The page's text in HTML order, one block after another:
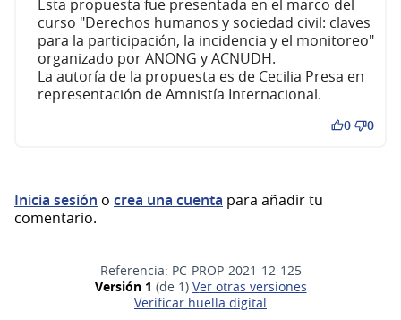
Esta propuesta fue presentada en el marco del
curso "Derechos humanos y sociedad civil: claves
para la participación, la incidencia y el monitoreo"
organizado por ANONG y ACNUDH.
La autoría de la propuesta es de Cecilia Presa en
representación de Amnistía Internacional.
0 0
Inicia sesión o crea una cuenta para añadir tu
comentario.
Referencia: PC-PROP-2021-12-125
Versión 1 (de 1)
ver otras versiones
Verificar huella digital